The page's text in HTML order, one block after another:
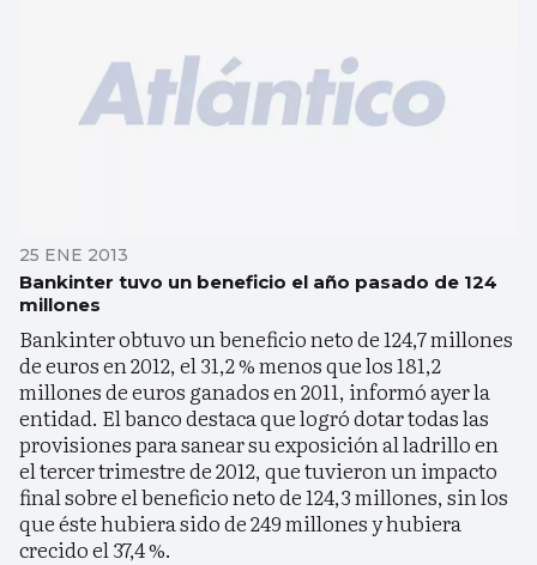
25 ENE 2013
Bankinter tuvo un beneficio el año pasado de 124
millones
Bankinter obtuvo un beneficio neto de 124,7 millones
de euros en 2012, el 31,2 % menos que los 181,2
millones de euros ganados en 2011, informó ayer la
entidad. El banco destaca que logró dotar todas las
provisiones para sanear su exposición al ladrillo en
el tercer trimestre de 2012, que tuvieron un impacto
final sobre el beneficio neto de 124,3 millones, sin los
que éste hubiera sido de 249 millones y hubiera
crecido el 37,4 %.